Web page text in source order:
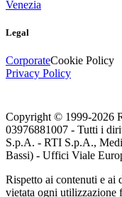
Venezia
Legal
CorporateCookie Policy
Privacy Policy
Copyright © 1999-2026
03976881007 - Tutti i
S.p.A. - RTI S.p.A.,
Bassi) - Uffici Viale
Rispetto ai contenuti e ai
vietata ogni utilizzazione